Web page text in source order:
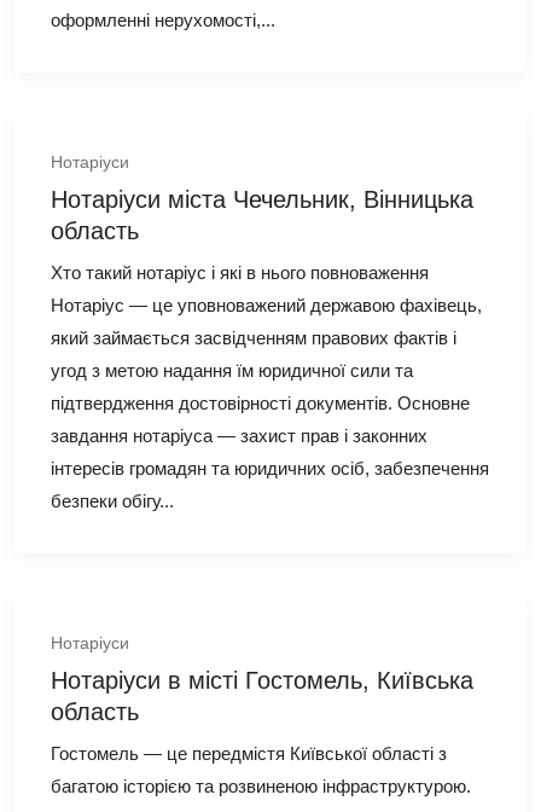
оформленні нерухомості,...
Нотаріуси
Нотаріуси міста Чечельник, Вінницька
область
Хто такий нотаріус і які в нього повноваження
Нотаріус — це уповноважений державою фахівець,
який займається засвідченням правових фактів і
угод з метою надання їм юридичної сили та
підтвердження достовірності документів. Основне
завдання нотаріуса — захист прав і законних
інтересів громадян та юридичних осіб, забезпечення
безпеки обігу...
Нотаріуси
Нотаріуси в місті Гостомель, Київська
область
Гостомель — це передмістя Київської області з
багатою історією та розвиненою інфраструктурою.